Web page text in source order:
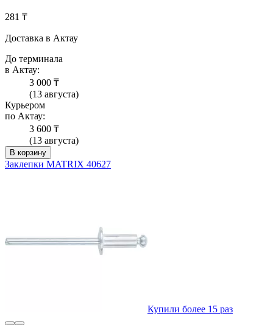
281 ₸
Доставка в Актау
До терминала
в Актау:
3 000 ₸
(13 августа)
Курьером
по Актау:
3 600 ₸
(13 августа)
В корзину
Заклепки MATRIX 40627
Купили более 15 раз